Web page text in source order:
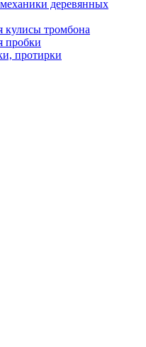
деревянных
кулисы тромбона
пробки
протирки